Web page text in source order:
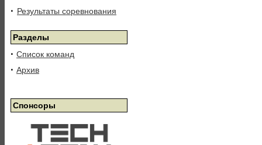
· Результаты соревнования
Разделы
· Список команд
· Архив
Спонсоры